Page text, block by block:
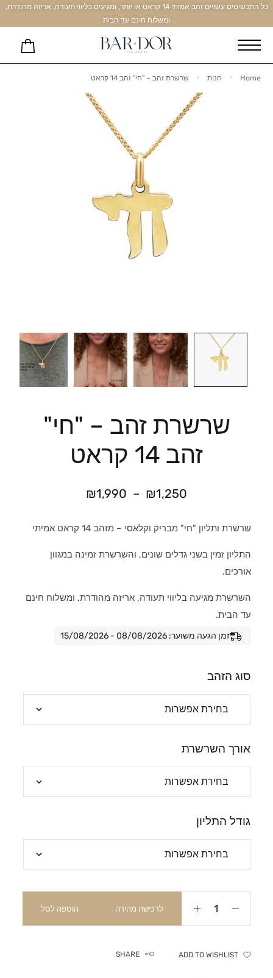
כל התכשיטים עשויים זהב אמיתי 14 קראט או יותר, ומגיעים בליווי תעודה, אריזה מהודרת,
ומשלוח חינם עד הבית
Home חנות שרשרת זהב – "חי" זהב 14 קראט
שרשרת זהב – "חי"
זהב 14 קראט
₪1,250
–
₪1,990
שרשרת ותליון "חי" מבריק וקלאסי – מזהב 14 קראט אמיתי
התליון זמין בשני גדלים שונים, והשרשרת זמינה במגוון
אורכים.
השרשרת מגיעה בליווי תעודה, אריזה מהודרת, ומשלוח חינם
עד הבית.
זמן הגעה משוער: 08/08/2026 - 15/08/2026
סוג הזהב
אורך השרשרת
גודל התליון
לרכישה מהירה הוספה לסל
ADD TO WISHLIST
SHARE